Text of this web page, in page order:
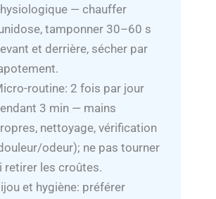
— chauffer
tamponner 30–60 s
et derrière, sécher par
routine: 2 fois par jour
3 min — mains
nettoyage, vérification
odeur); ne pas tourner
retirer les croûtes.
et hygiène: préférer